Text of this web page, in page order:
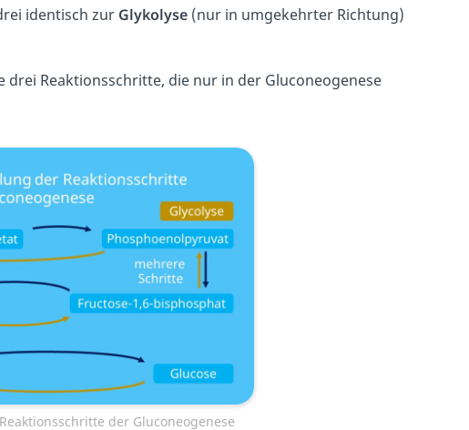
identisch zur Glykolyse (nur in umgekehrter Richtung)
drei Reaktionsschritte, die nur in der Gluconeogenese
der Gluconeogenese